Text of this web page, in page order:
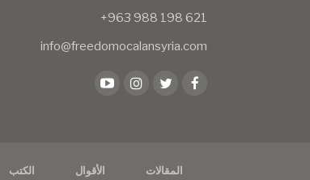
info@freedomocalansyria.com
المقالات الأقوال الكتب